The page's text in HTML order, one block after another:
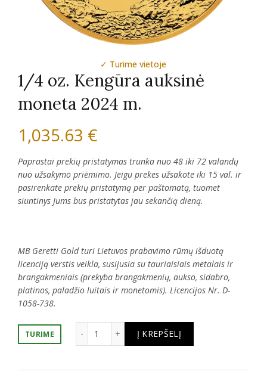
✓ Turime vietoje
1/4 oz. Kengūra auksinė
moneta 2024 m.
1,035.63 €
Paprastai prekių pristatymas trunka nuo 48 iki 72 valandų
nuo užsakymo priėmimo. Jeigu prekes užsakote iki 15 val. ir
pasirenkate prekių pristatymą per paštomatą, tuomet
siuntinys Jums bus pristatytas jau sekančią dieną.
MB Geretti Gold turi Lietuvos prabavimo rūmų išduotą
licenciją verstis veikla, susijusia su tauriaisiais metalais ir
brangakmeniais (prekyba brangakmenių, aukso, sidabro,
platinos, paladžio luitais ir monetomis). Licencijos Nr. D-
1058-738.
TURIME
produkto kiekis: 1/4 oz. Kengūra auksinė
Į KREPŠELĮ